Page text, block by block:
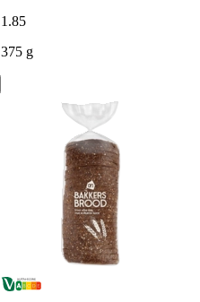
1.85
375 g